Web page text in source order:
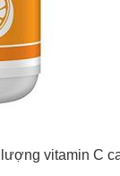
vitamin C